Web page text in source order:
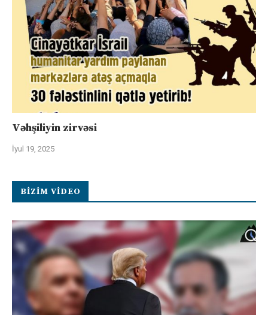
Vəhşiliyin zirvəsi
İyul 19, 2025
BIZIM VIDEO